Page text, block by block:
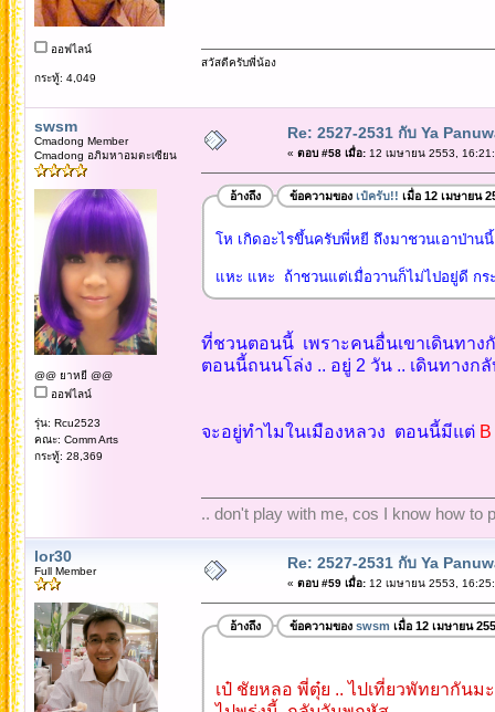
ออฟไลน์
กระทู้: 4,049
สวัสดีครับพี่น้อง
swsm
Cmadong Member
Cmadong อภิมหาอมตะเซียน
@@ ยาหยี @@
ออฟไลน์
รุ่น: Rcu2523
คณะ: Comm Arts
กระทู้: 28,369
Re: 2527-2531 กับ Ya
« ตอบ #58 เมื่อ:12 เมษายน 2553,
อ้างถึง ข้อความของ เป๋ครับ!! เมื่อ 12 เมษายน
โห เกิดอะไรขึ้นครับพี่หยี ถึงมาชวนเอาป่าน
แหะ แหะ ถ้าชวนแต่เมื่อวานก็ไม่ไปอยู่ดี ก
ที่ชวนตอนนี้ เพราะคนอื่นเขาเดินทาง
ตอนนี้ถนนโล่ง .. อยู่ 2 วัน .. เดินทางก
จะอยู่ทำไมในเมืองหลวง ตอนนี้มีแต่
.. don't play with me, cos I know how to
lor30
Full Member Re: 2527-2531 กับ Ya
« ตอบ #59 เมื่อ:12 เมษายน 2553,
อ้างถึง ข้อความของ swsm เมื่อ 12 เมษายน
เป๋ ชัยหลอ พี่ตุ๋ย .. ไปเที่ยวพัทยากัน